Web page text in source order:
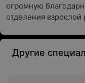
огромную
отделения
Другие